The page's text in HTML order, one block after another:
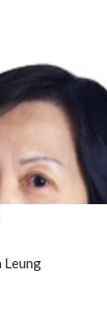
Leung